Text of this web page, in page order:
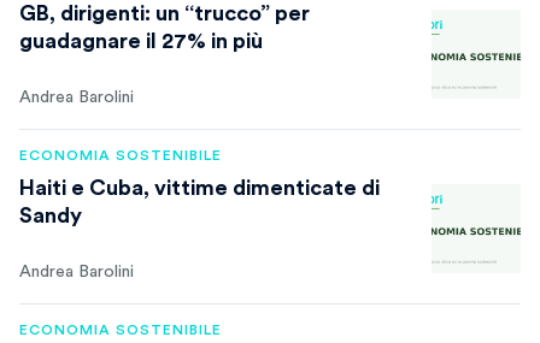
GB, dirigenti: un “trucco” per
guadagnare il 27% in più
Andrea Barolini
ECONOMIA SOSTENIBILE
Haiti e Cuba, vittime dimenticate di
Sandy
Andrea Barolini
ECONOMIA SOSTENIBILE